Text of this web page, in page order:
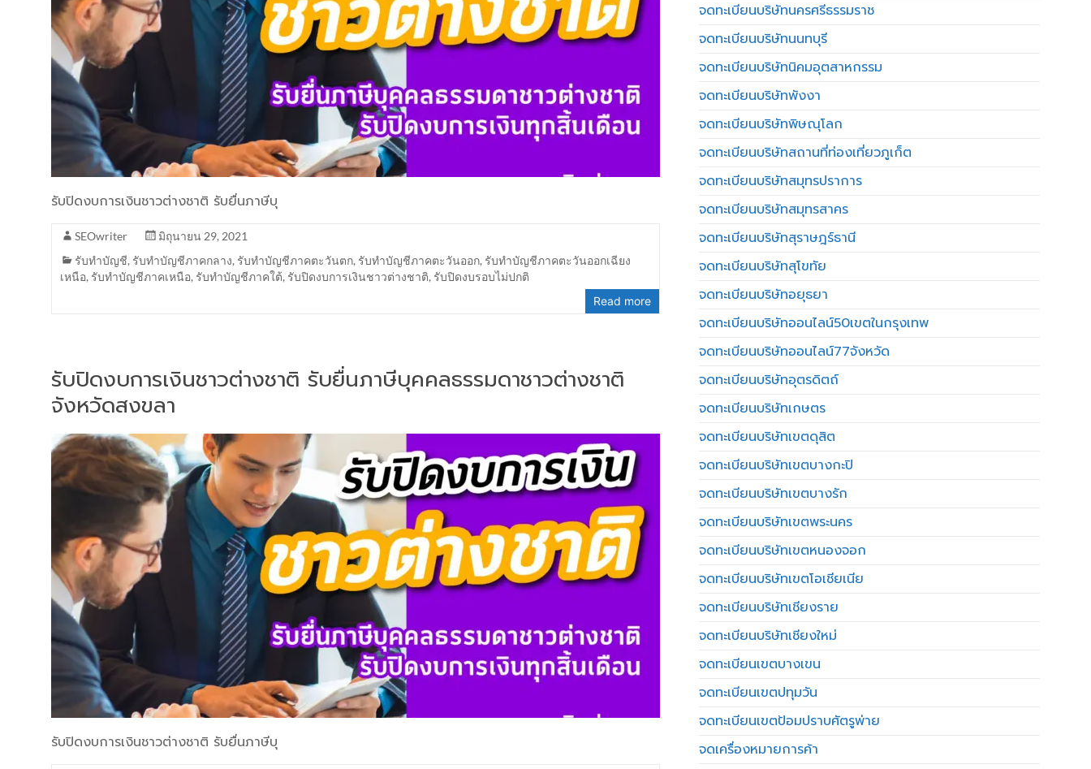
รับปิดงบการเงินชาวต่างชาติ รับยื่นภาษีบุ
SEOwriter
มิถุนายน 29, 2021
รับทำบัญชี, รับทำบัญชีภาคกลาง, รับทำบัญชีภาคตะวันตก, รับทำบัญชีภาคตะวันออก, รับทำบัญชีภาคตะวันออกเฉียง
เหนือ, รับทำบัญชีภาคเหนือ, รับทำบัญชีภาคใต้, รับปิดงบการเงินชาวต่างชาติ, รับปิดงบรอบไม่ปกติ
Read more
รับปิดงบการเงินชาวต่างชาติ รับยื่นภาษีบุคคลธรรมดาชาวต่างชาติ
จังหวัดสงขลา
รับปิดงบการเงินชาวต่างชาติ รับยื่นภาษีบุ
จดทะเบียนบริษัทนครศรีธรรมราช
จดทะเบียนบริษัทนนทบุรี
จดทะเบียนบริษัทนิคมอุตสาหกรรม
จดทะเบียนบริษัทพังงา
จดทะเบียนบริษัทพิษณุโลก
จดทะเบียนบริษัทสถานที่ท่องเที่ยวภูเก็ต
จดทะเบียนบริษัทสมุทรปราการ
จดทะเบียนบริษัทสมุทรสาคร
จดทะเบียนบริษัทสุราษฎร์ธานี
จดทะเบียนบริษัทสุโขทัย
จดทะเบียนบริษัทอยุธยา
จดทะเบียนบริษัทออนไลน์50เขตในกรุงเทพ
จดทะเบียนบริษัทออนไลน์77จังหวัด
จดทะเบียนบริษัทอุตรดิตถ์
จดทะเบียนบริษัทเกษตร
จดทะเบียนบริษัทเขตดุสิต
จดทะเบียนบริษัทเขตบางกะปิ
จดทะเบียนบริษัทเขตบางรัก
จดทะเบียนบริษัทเขตพระนคร
จดทะเบียนบริษัทเขตหนองจอก
จดทะเบียนบริษัทเขตโอเชียเนีย
จดทะเบียนบริษัทเชียงราย
จดทะเบียนบริษัทเชียงใหม่
จดทะเบียนเขตบางเขน
จดทะเบียนเขตปทุมวัน
จดทะเบียนเขตป้อมปราบศัตรูพ่าย
จดเครื่องหมายการค้า